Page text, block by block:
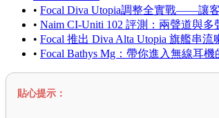
• Focal Diva Utopia調整全實戰——讓
• Naim CI-Uniti 102 評測：兩聲道與
• Focal 推出 Diva Alta Utopia 旗艦串
• Focal Bathys Mg：帶你進入無線耳機
貼心提示：